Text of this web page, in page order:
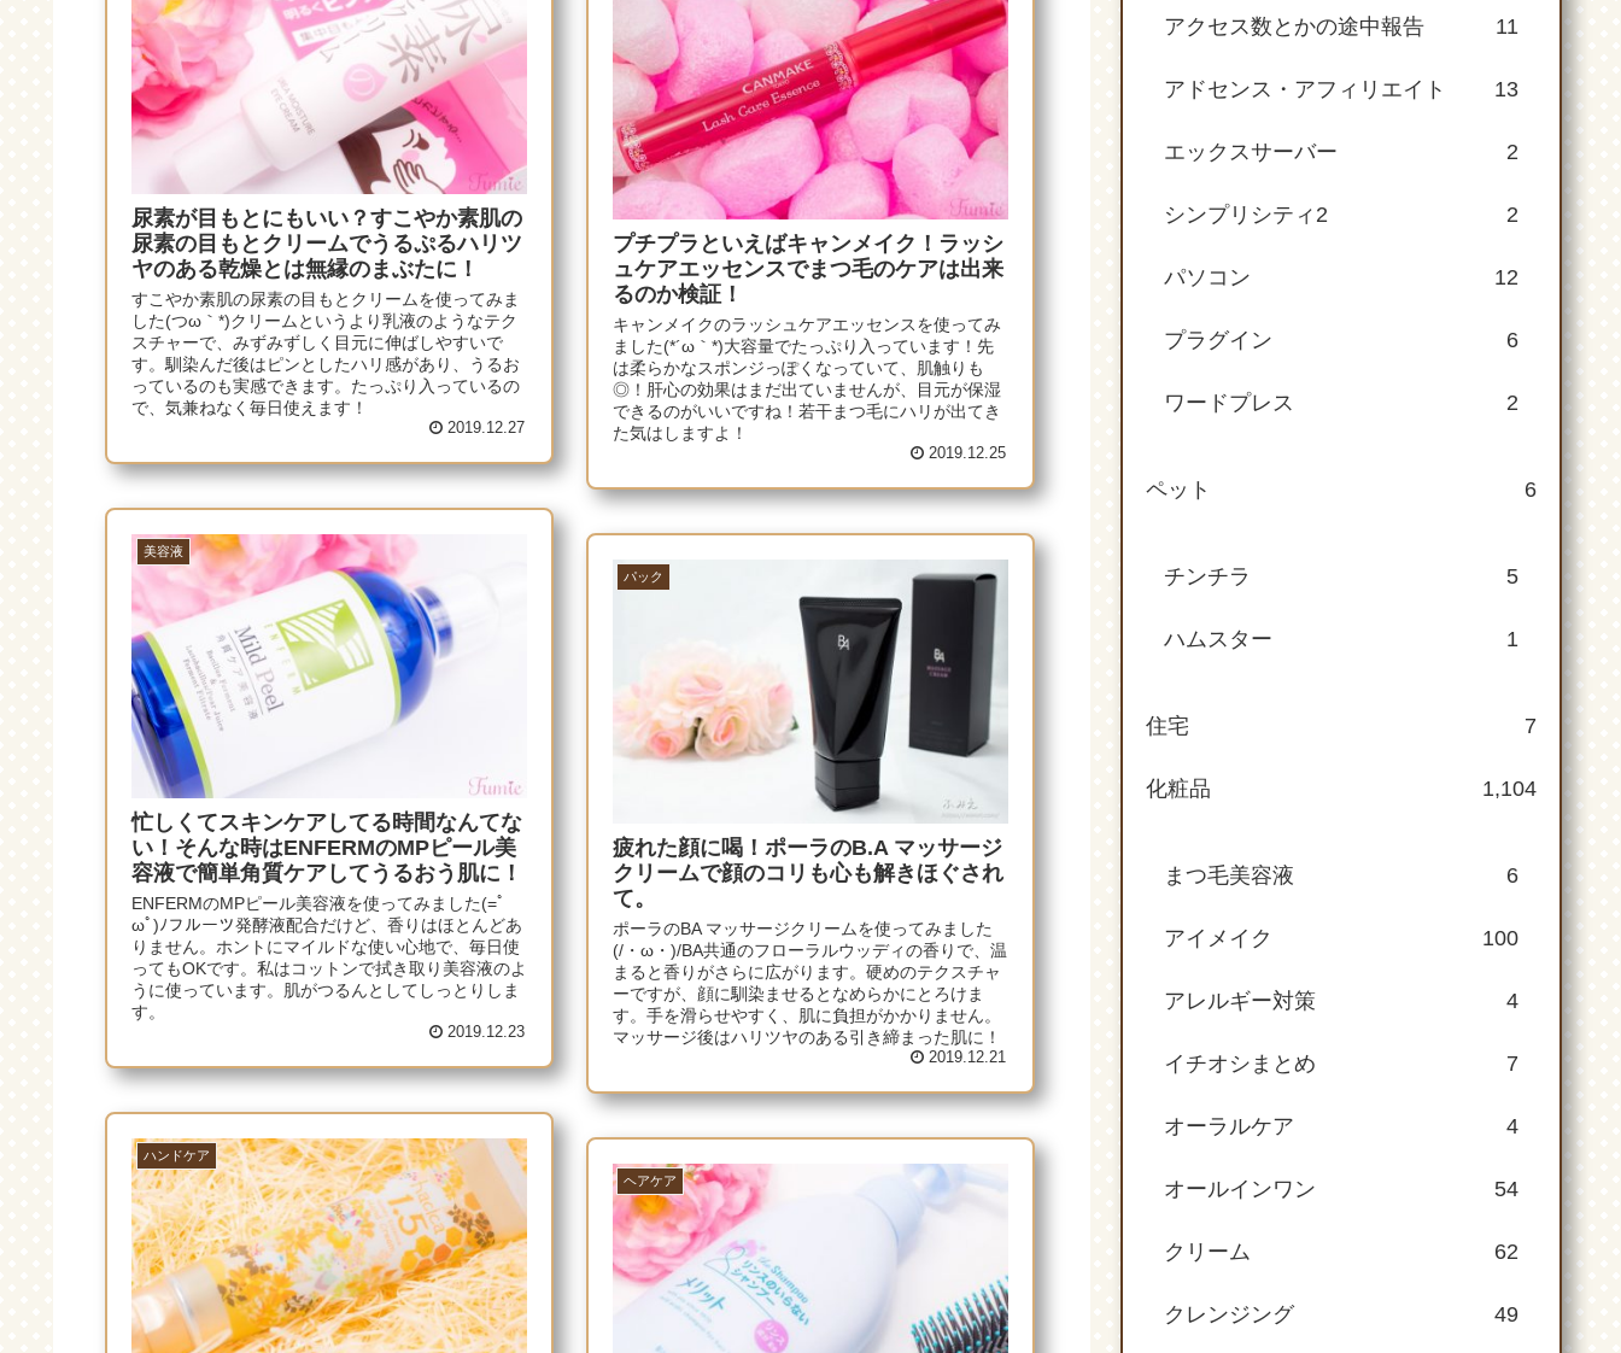
尿素が目もとにもいい？すこやか素肌の
尿素の目もとクリームでうるぷるハリツ
ヤのある乾燥とは無縁のまぶたに！
すこやか素肌の尿素の目もとクリームを使ってみま
した(つω｀*)クリームというより乳液のようなテク
スチャーで、みずみずしく目元に伸ばしやすいで
す。馴染んだ後はピンとしたハリ感があり、うるお
っているのも実感できます。たっぷり入っているの
で、気兼ねなく毎日使えます！
2019.12.27
プチプラといえばキャンメイク！ラッシ
ュケアエッセンスでまつ毛のケアは出来
るのか検証！
キャンメイクのラッシュケアエッセンスを使ってみ
ました(*´ω｀*)大容量でたっぷり入っています！先
は柔らかなスポンジっぽくなっていて、肌触りも
◎！肝心の効果はまだ出ていませんが、目元が保湿
できるのがいいですね！若干まつ毛にハリが出てき
た気はしますよ！
2019.12.25
美容液
忙しくてスキンケアしてる時間なんてな
い！そんな時はENFERMのMPピール美
容液で簡単角質ケアしてうるおう肌に！
ENFERMのMPピール美容液を使ってみました(=ﾟ
ωﾟ)ﾉフルーツ発酵液配合だけど、香りはほとんどあ
りません。ホントにマイルドな使い心地で、毎日使
ってもOKです。私はコットンで拭き取り美容液のよ
うに使っています。肌がつるんとしてしっとりしま
す。
2019.12.23
パック
疲れた顔に喝！ポーラのB.A マッサージ
クリームで顔のコリも心も解きほぐされ
て。
ポーラのBA マッサージクリームを使ってみました
(/・ω・)/BA共通のフローラルウッディの香りで、温
まると香りがさらに広がります。硬めのテクスチャ
ーですが、顔に馴染ませるとなめらかにとろけま
す。手を滑らせやすく、肌に負担がかかりません。
マッサージ後はハリツヤのある引き締まった肌に！
2019.12.21
ハンドケア
ヘアケア
アクセス数とかの途中報告 11
アドセンス・アフィリエイト 13
エックスサーバー 2
シンプリシティ2 2
パソコン 12
プラグイン 6
ワードプレス 2
ペット 6
チンチラ 5
ハムスター 1
住宅 7
化粧品 1,104
まつ毛美容液 6
アイメイク 100
アレルギー対策 4
イチオシまとめ 7
オーラルケア 4
オールインワン 54
クリーム 62
クレンジング 49